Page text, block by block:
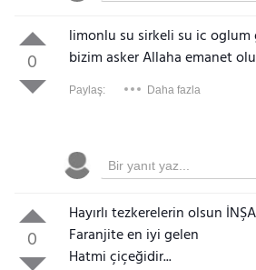
0
limonlu su sirkeli su ic oglum
bizim asker Allaha emanet
Paylaş: Daha fazla
0
Hayırlı tezkerelerin olsun
Faranjite en iyi gelen
Hatmi çiçeğidir...